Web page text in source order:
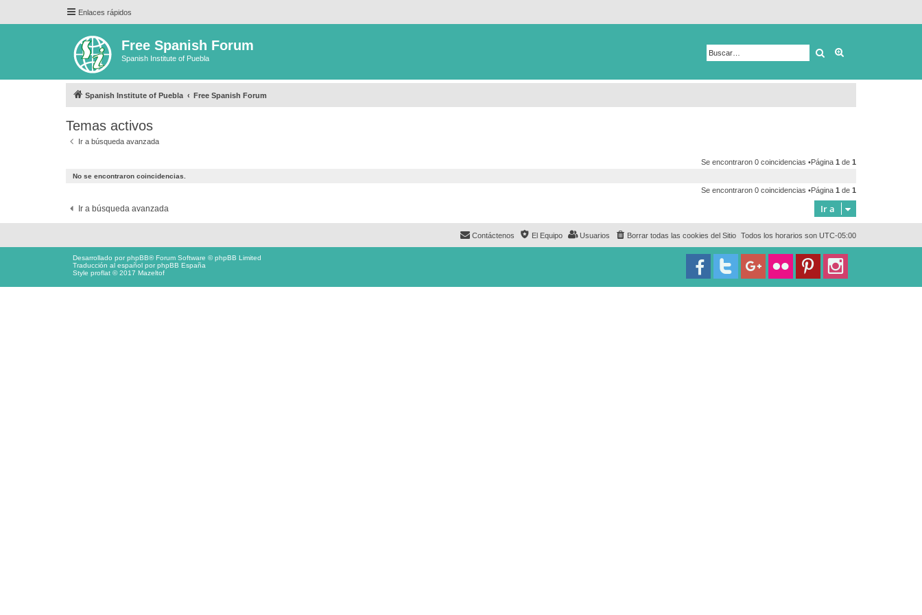
Enlaces rápidos
Free Spanish Forum
Spanish Institute of Puebla Buscar
Spanish Institute of Puebla Free Spanish Forum
Temas activos
Ir a búsqueda avanzada
Se encontraron 0 coincidencias •Página 1 de 1
No se encontraron coincidencias.
Se encontraron 0 coincidencias •Página 1 de 1
Ir a búsqueda avanzada Ir a
Todos los horarios son UTC-05:00
Borrar todas las cookies del Sitio
Usuarios
El Equipo
Contáctenos
Desarrollado porphpBB® Forum Software © phpBB Limited
Traducción al español porphpBB España
Style proflat © 2017 Mazeltof